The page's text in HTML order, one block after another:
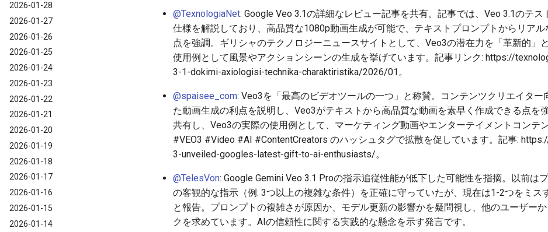
2026-01-28
2026-01-27
2026-01-26
2026-01-25
2026-01-24
2026-01-23
2026-01-22
2026-01-21
2026-01-20
2026-01-19
2026-01-18
2026-01-17
2026-01-16
2026-01-15
2026-01-14
@TexnologiaNet: Google Veo 3.1の詳細なレビュー記事を共有。記事では、Veo 3.1のテ
仕様を解説しており、高品質な1080p動画生成が可能で、テキストプロンプトからリアル
点を強調。ギリシャのテクノロジーニュースサイトとして、Veo3の潜在力を「革新的」
使用例として風景やアクションシーンの生成を挙げています。記事リンク: https://
3-1-dokimi-axiologisi-technika-charaktiristika/2026/01。
@spaisee_com: Veo3を「最高のビデオツールの一つ」と称賛。コンテンツクリエイター
た動画生成の利点を説明し、Veo3がテキストから高品質な動画を素早く作成できる点を
共有し、Veo3の実際の使用例として、マーケティング動画やエンターテイメントコンテ
#VEO3 #Video #AI #ContentCreators のハッシュタグで拡散を促しています。記事:
3-unveiled-googles-latest-gift-to-ai-enthusiasts/。
@TelesVon: Google Gemini Veo 3.1 Proの指示追従性能が低下した可能性を指摘。以前は
の客観的な指示（例: 3つ以上の複雑な条件）を正確に守っていたが、現在は1-2つをミス
と報告。プロンプトの複雑さが原因か、モデル更新の影響かを疑問視し、他のユーザー
クを求めています。AIの信頼性に関する実践的な懸念を示す発言です。